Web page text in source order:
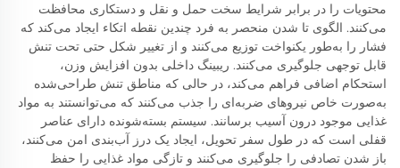
محتویات را در برابر شرایط سخت حمل و نقل و دستکاری محافظت
می‌کنند. الگوی تا شدن منحصر به فرد چندین نقطه اتکاء ایجاد می‌کند که
فشار را به‌طور یکنواخت توزیع می‌کنند و از تغییر شکل حتی تحت تنش
قابل توجهی جلوگیری می‌کنند. ریبینگ داخلی بدون افزایش وزن،
استحکام اضافی فراهم می‌کند، در حالی که مناطق تنش طراحی‌شده
به‌صورت خاص نیروهای ضربه‌ای را جذب می‌کنند که می‌توانستند به مواد
غذایی موجود درون آسیب برسانند. سیستم بسته‌شونده دارای عناصر
قفلی است که در طول سفر تحویل، ایجاد یک درز آب‌بندی امن می‌کنند،
باز شدن تصادفی را جلوگیری می‌کنند و تازگی مواد غذایی را حفظ